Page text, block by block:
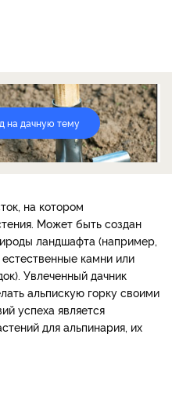
на дачную тему
на котором
Может быть создан
ландшафта (например,
камни или
Увлеченный дачник
альпискую горку своими
успеха является
для альпинария, их